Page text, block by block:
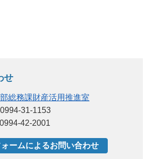
せ
総務課財産活用推進室
31-1153
42-2001